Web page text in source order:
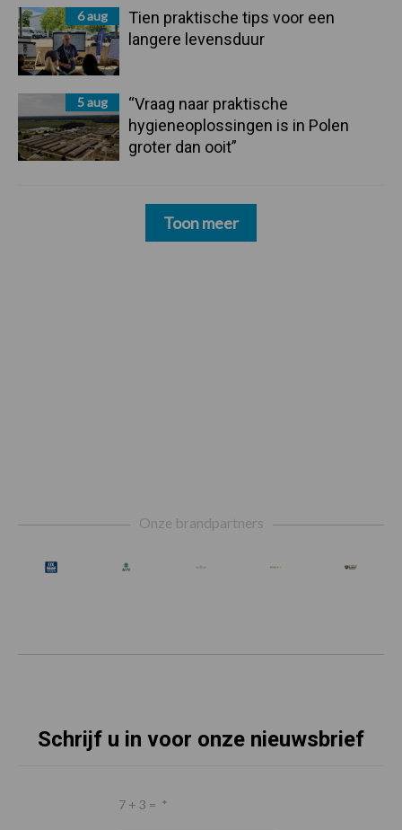
6 aug
Tien praktische tips voor een
langere levensduur
5 aug
“Vraag naar praktische
hygieneoplossingen is in Polen
groter dan ooit”
Toon meer
Onze brandpartners
Schrijf u in voor onze nieuwsbrief
7 + 3 = *